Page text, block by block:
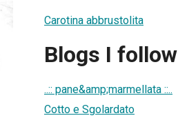
Carotina abbrustolita
Blogs I follow
..:: pane&amp;marmellata ::..
Cotto e Sgolardato